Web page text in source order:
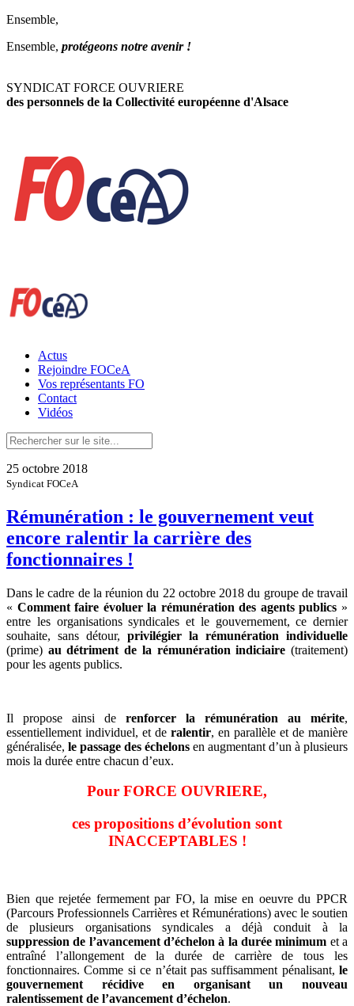
Ensemble,
Ensemble, protégeons notre avenir !
SYNDICAT FORCE OUVRIERE
des personnels de la Collectivité européenne d'Alsace
Actus
Rejoindre FOCeA
Vos représentants FO
Contact
Vidéos
25 octobre 2018
Syndicat FOCeA
Rémunération : le gouvernement veut
encore ralentir la carrière des
fonctionnaires !
Dans le cadre de la réunion du 22 octobre 2018 du groupe de travail
« Comment faire évoluer la rémunération des agents publics »
entre les organisations syndicales et le gouvernement, ce dernier
souhaite, sans détour, privilégier la rémunération individuelle
(prime) au détriment de la rémunération indiciaire (traitement)
pour les agents publics.
Il propose ainsi de renforcer la rémunération au mérite,
essentiellement individuel, et de ralentir, en parallèle et de manière
généralisée, le passage des échelons en augmentant d’un à plusieurs
mois la durée entre chacun d’eux.
Pour FORCE OUVRIERE,
ces propositions d’évolution sont
INACCEPTABLES !
Bien que rejetée fermement par FO, la mise en oeuvre du PPCR
(Parcours Professionnels Carrières et Rémunérations) avec le soutien
de plusieurs organisations syndicales a déjà conduit à la
suppression de l’avancement d’échelon à la durée minimum et a
entraîné l’allongement de la durée de carrière de tous les
fonctionnaires. Comme si ce n’était pas suffisamment pénalisant, le
gouvernement récidive en organisant un nouveau
ralentissement de l’avancement d’échelon.